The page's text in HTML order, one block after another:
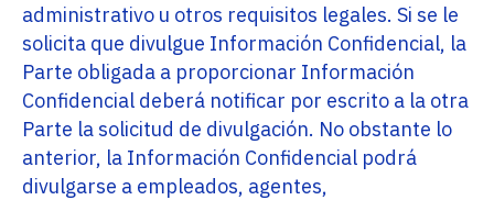
administrativo u otros requisitos legales. Si se le
solicita que divulgue Información Confidencial, la
Parte obligada a proporcionar Información
Confidencial deberá notificar por escrito a la otra
Parte la solicitud de divulgación. No obstante lo
anterior, la Información Confidencial podrá
divulgarse a empleados, agentes,